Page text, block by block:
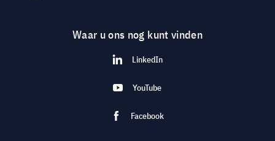
Waar u ons nog kunt vinden
LinkedIn
YouTube
Facebook